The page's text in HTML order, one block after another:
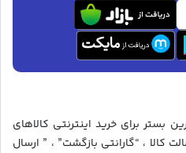
بستر برای خرید اینترنتی کالاهای
کالا ، “گارانتی بازگشت” ، ” ارسال